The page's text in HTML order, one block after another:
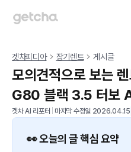
겟차피디아 장기렌트 게시글
모의견적으로 보는
G80 블랙 3.5 터보
겟차 AI 리포터 마지막 수정일 2026.04.15
👀 오늘의 글 핵심 요약